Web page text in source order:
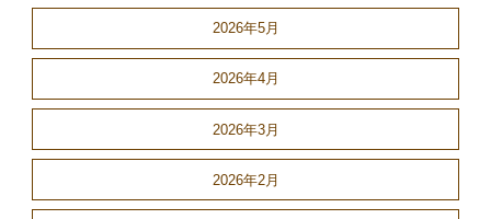
2026年5月
2026年4月
2026年3月
2026年2月